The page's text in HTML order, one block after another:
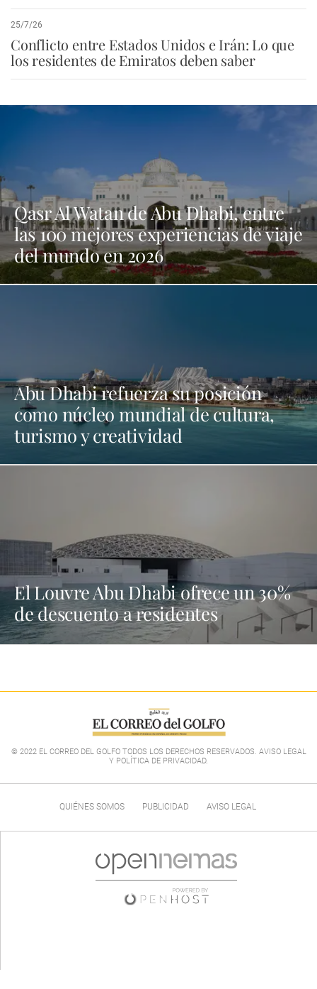
25/7/26
Conflicto entre Estados Unidos e Irán: Lo que
los residentes de Emiratos deben saber
Qasr Al Watan de Abu Dhabi, entre
las 100 mejores experiencias de viaje
del mundo en 2026
Abu Dhabi refuerza su posición
como núcleo mundial de cultura,
turismo y creatividad
El Louvre Abu Dhabi ofrece un 30%
de descuento a residentes
© 2022 EL CORREO DEL GOLFO TODOS LOS DERECHOS RESERVADOS. AVISO LEGAL
Y POLÍTICA DE PRIVACIDAD.
QUIÉNES SOMOS PUBLICIDAD AVISO LEGAL